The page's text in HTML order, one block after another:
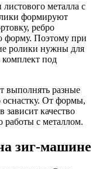
металла с
формируют
ребро
форму. Поэтому при
ролики нужны для
под
выполнять разные
оснастку. От формы,
зависит качество
работы с металлом.
зиг-машине